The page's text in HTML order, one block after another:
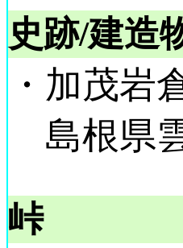
史跡/建造
・加茂岩
島根県
峠